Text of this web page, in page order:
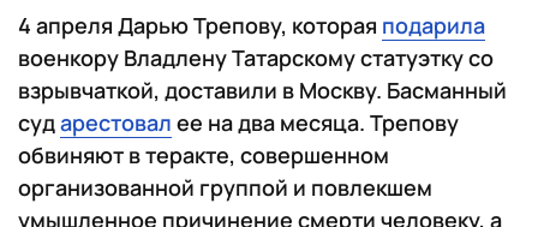
4 апреля Дарью Трепову, которая подарила
военкору Владлену Татарскому статуэтку со
взрывчаткой, доставили в Москву. Басманный
сударестовал ее на два месяца. Трепову
обвиняют в теракте, совершенном
организованной группой и повлекшем
умышленное причинение смерти человеку, а